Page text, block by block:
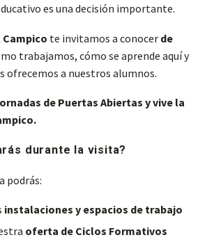
es una decisión importante.
Campico te invitamos a conocer de
trabajamos, cómo se aprende aquí y
ofrecemos a nuestros alumnos.
de Puertas Abiertas y vive la
durante la visita?
podrás:
instalaciones y espacios de trabajo
oferta de Ciclos Formativos